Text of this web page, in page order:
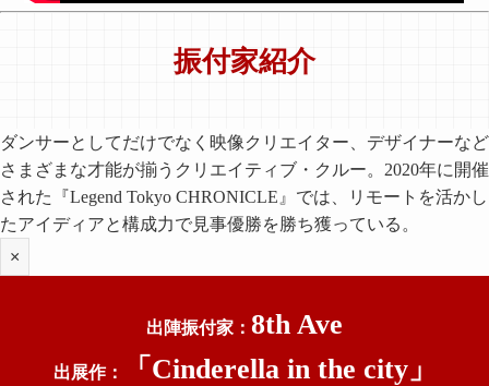
振付家紹介
ダンサーとしてだけでなく映像クリエイター、デザイナーなど
さまざまな才能が揃うクリエイティブ・クルー。2020年に開催
された『Legend Tokyo CHRONICLE』では、リモートを活かし
たアイディアと構成力で見事優勝を勝ち獲っている。
×
出陣振付家： 8th Ave
出展作： 「 Cinderella in the city」